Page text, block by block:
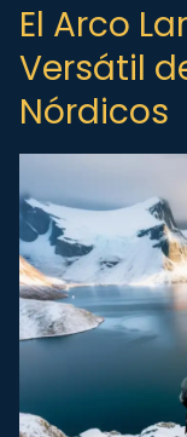
El Arco
Versátil
Nórdicos